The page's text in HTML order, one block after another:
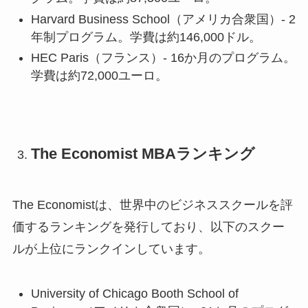
Harvard Business School（アメリカ合衆国）- 2
年制プログラム。学費は約146,000ドル。
HEC Paris（フランス）- 16か月のプログラム。
学費は約72,000ユーロ。
The Economist MBAランキング
The Economistは、世界中のビジネススクールを評
価するランキングを発行しており、以下のスクー
ルが上位にランクインしています。
University of Chicago Booth School of